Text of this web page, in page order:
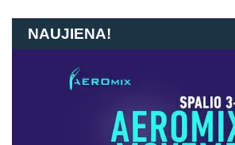
NAUJIENA!